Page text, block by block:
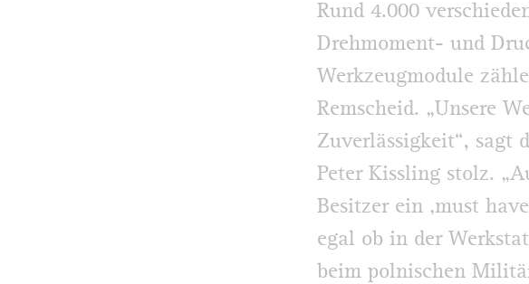
Rund 4.000
Drehmoment- und
Werkzeugmodule
Remscheid. „Unsere
Zuverlässigkeit“, sagt
Peter Kissling stolz.
Besitzer ein ‚must
egal ob in der
beim polnischen